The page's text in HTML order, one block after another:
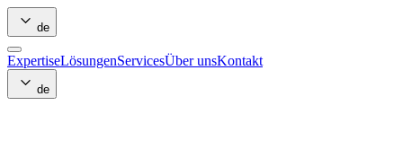
de
ExpertiseLösungenServicesÜber unsKontakt
de